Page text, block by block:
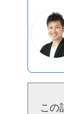
この